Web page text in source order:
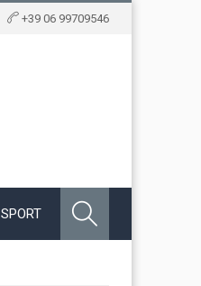
+39 06 99709546
SPORT